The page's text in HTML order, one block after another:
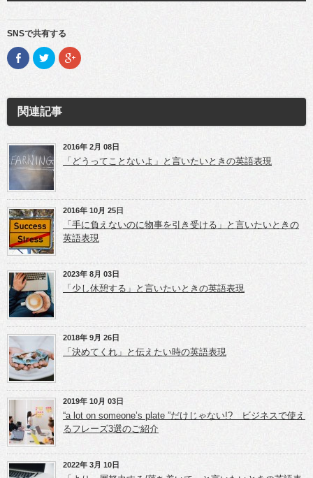
SNSで共有する
F
a
o
o
k
で
(新
し
い
ウ
ィ
ン
ド
ウ
で
開
き
ま
す)
ク
リ
て
T
w
i
e
r
で
共
有
(新
し
い
ウ
ィ
ン
ド
ウ
で
開
き
ま
す)
ク
リ
て
o
e
+
で
し
い
ウ
ィ
ン
ド
開
き
ま
す)
関連記事
2016年 2月 08日
「どうってことないよ」と言いたいときの英語表現
2016年 10月 25日
「手に負えないのに物事を引き受ける」と言いたいときの
英語表現
2023年 8月 03日
「少し休憩する」と言いたいときの英語表現
2018年 9月 26日
「決めてくれ」と伝えたい時の英語表現
2019年 10月 03日
“a lot on someone’s plate ”だけじゃない!? ビジネスで使え
るフレーズ3選のご紹介
2022年 3月 10日